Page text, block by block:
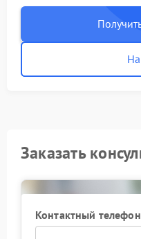
Заказать
Контактный